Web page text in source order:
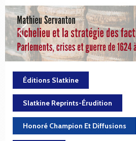
Éditions Slatkine
Slatkine Reprints-Érudition
Honoré Champion Et Diffusions